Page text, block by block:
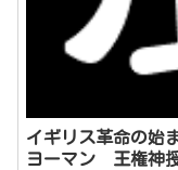
イギリス革命の始
ヨーマン 王権神